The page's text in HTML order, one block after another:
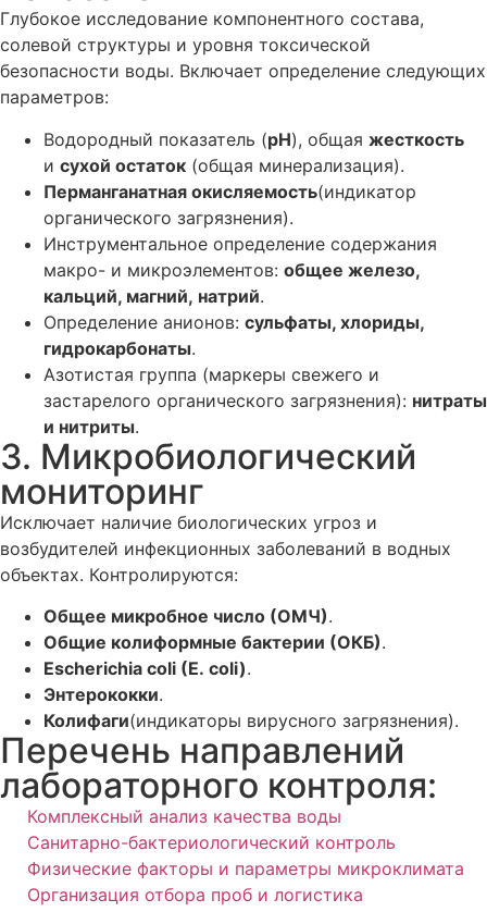
Глубокое исследование компонентного состава,
солевой структуры и уровня токсической
безопасности воды. Включает определение следующих
параметров:
Водородный показатель (pH), общая жесткость
и сухой остаток (общая минерализация).
Перманганатная окисляемость(индикатор
органического загрязнения).
Инструментальное определение содержания
макро- и микроэлементов: общее железо,
кальций, магний, натрий.
Определение анионов: сульфаты, хлориды,
гидрокарбонаты.
Азотистая группа (маркеры свежего и
застарелого органического загрязнения): нитраты
и нитриты.
3. Микробиологический
мониторинг
Исключает наличие биологических угроз и
возбудителей инфекционных заболеваний в водных
объектах. Контролируются:
Общее микробное число (ОМЧ).
Общие колиформные бактерии (ОКБ).
Escherichia coli (E. coli).
Энтерококки.
Колифаги(индикаторы вирусного загрязнения).
Перечень направлений
лабораторного контроля:
Комплексный анализ качества воды
Санитарно-бактериологический контроль
Физические факторы и параметры микроклимата
Организация отбора проб и логистика